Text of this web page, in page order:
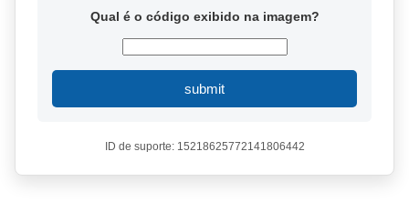
Qual é o código exibido na imagem?
submit
ID de suporte: 15218625772141806442